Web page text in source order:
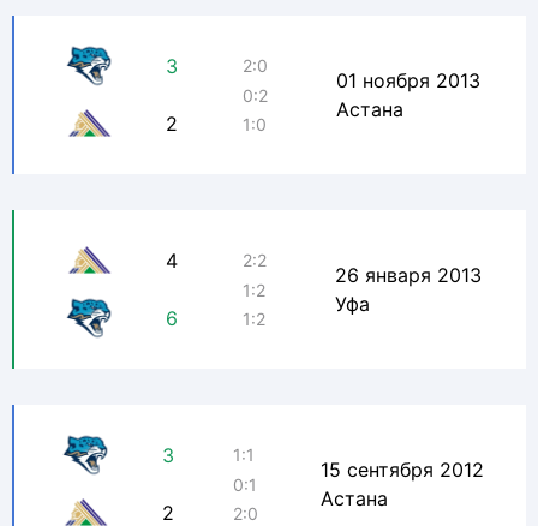
3
2
2:0
0:2
1:0
01 ноября 2013
Астана
4
6
2:2
1:2
1:2
26 января 2013
Уфа
3
2
1:1
0:1
2:0
15 сентября 2012
Астана